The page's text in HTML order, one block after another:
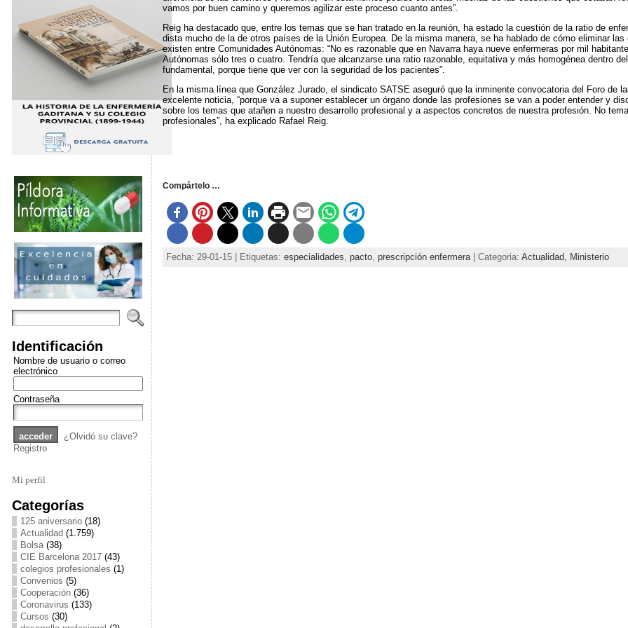
Identificación
Nombre de usuario o correo
electrónico
Contraseña
¿Olvidó su clave?
Registro
Mi perfil
Categorías
125 aniversario(18)
Actualidad (1.759)
Bolsa(38)
CIE Barcelona 2017(43)
colegios profesionales (1)
Convenios (5)
Cooperación(36)
Coronavirus (133)
Cursos (30)
vamos por buen camino y queremos agilizar este proceso cuanto antes”.
Reig ha destacado que, entre los temas que se han tratado en la reunión, ha estado la cuestión de la ratio de
dista mucho de la de otros países de la Unión Europea. De la misma manera, se ha hablado de cómo eliminar
existen entre Comunidades Autónomas: “No es razonable que en Navarra haya nueve enfermeras por mil
Autónomas sólo tres o cuatro. Tendría que alcanzarse una ratio razonable, equitativa y más homogénea dentro
fundamental, porque tiene que ver con la seguridad de los pacientes”.
En la misma línea que González Jurado, el sindicato SATSE aseguró que la inminente convocatoria del Foro de
excelente noticia, “porque va a suponer establecer un órgano donde las profesiones se van a poder entender y
sobre los temas que atañen a nuestro desarrollo profesional y a aspectos concretos de nuestra profesión. No
profesionales”, ha explicado Rafael Reig.
Compártelo …
Fecha: 29-01-15 | Etiquetas: especialidades, pacto, prescripción enfermera| Categoria: Actualidad, Ministerio